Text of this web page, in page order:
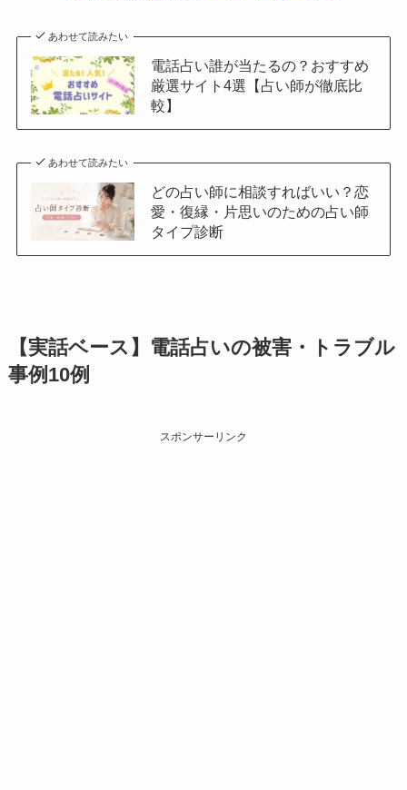
あわせて読みたい
電話占い誰が当たるの？おすすめ
厳選サイト4選【占い師が徹底比
較】
あわせて読みたい
どの占い師に相談すればいい？恋
愛・復縁・片思いのための占い師
タイプ診断
【実話ベース】電話占いの被害・トラブル
事例10例
スポンサーリンク